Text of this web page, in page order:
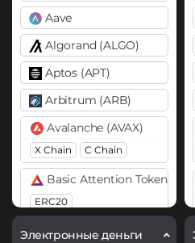
Aave
Algorand (ALGO)
Aptos (APT)
Arbitrum (ARB)
Avalanche (AVAX)
X Chain C Chain
Basic Attention Token (BAT)
ERC20
Binance Coin (BNB)
Электронные деньги